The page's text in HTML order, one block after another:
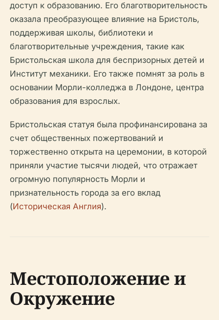
доступ к образованию. Его благотворительность
оказала преобразующее влияние на Бристоль,
поддерживая школы, библиотеки и
благотворительные учреждения, такие как
Бристольская школа для беспризорных детей и
Институт механики. Его также помнят за роль в
основании Морли-колледжа в Лондоне, центра
образования для взрослых.
Бристольская статуя была профинансирована за
счет общественных пожертвований и
торжественно открыта на церемонии, в которой
приняли участие тысячи людей, что отражает
огромную популярность Морли и
признательность города за его вклад
(Историческая Англия).
Местоположение и
Окружение